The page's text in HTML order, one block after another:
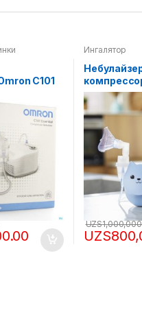
C101
Ингалятор
Nami Cat
UZS
UZS